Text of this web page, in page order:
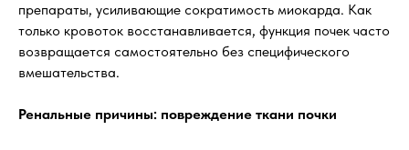
препараты, усиливающие сократимость миокарда. Как
только кровоток восстанавливается, функция почек часто
возвращается самостоятельно без специфического
вмешательства.
Ренальные причины: повреждение ткани почки